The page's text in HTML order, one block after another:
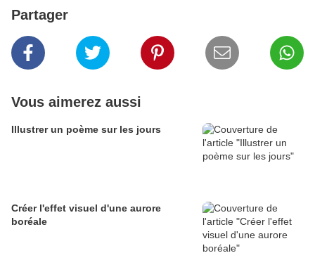
Partager
Vous aimerez aussi
Illustrer un poème sur les jours
Créer l'effet visuel d'une aurore
boréale